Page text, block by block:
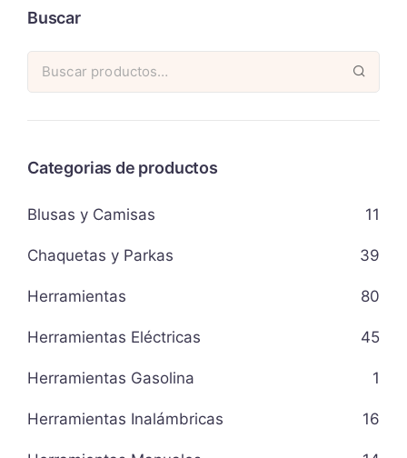
Buscar
Categorias de productos
Blusas y Camisas 11
Chaquetas y Parkas 39
Herramientas 80
Herramientas Eléctricas 45
Herramientas Gasolina 1
Herramientas Inalámbricas 16